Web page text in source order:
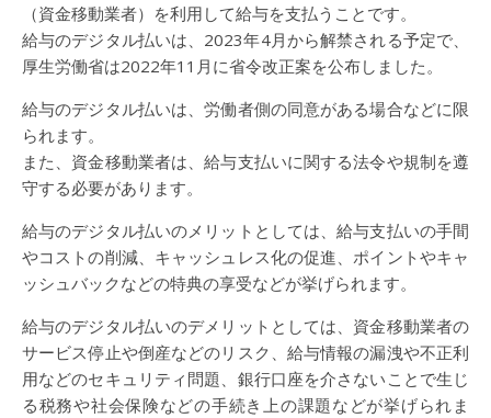
（資金移動業者）を利用して給与を支払うことです。
給与のデジタル払いは、2023年4月から解禁される予定で、
厚生労働省は2022年11月に省令改正案を公布しました。
給与のデジタル払いは、労働者側の同意がある場合などに限
られます。
また、資金移動業者は、給与支払いに関する法令や規制を遵
守する必要があります。
給与のデジタル払いのメリットとしては、給与支払いの手間
やコストの削減、キャッシュレス化の促進、ポイントやキャ
ッシュバックなどの特典の享受などが挙げられます。
給与のデジタル払いのデメリットとしては、資金移動業者の
サービス停止や倒産などのリスク、給与情報の漏洩や不正利
用などのセキュリティ問題、銀行口座を介さないことで生じ
る税務や社会保険などの手続き上の課題などが挙げられま